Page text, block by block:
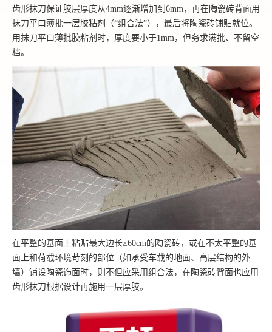
齿形抹刀保证胶层厚度从4mm逐渐增加到6mm，再在陶瓷砖背面用
抹刀平口薄批一层胶粘剂（“组合法”），最后将陶瓷砖铺贴就位。
用抹刀平口薄批胶粘剂时，厚度要小于1mm，但务求满批、不留空
档。
在平整的基面上粘贴最大边长≥60cm的陶瓷砖，或在不太平整的基
面上和荷载环境苛刻的部位（如承受车载的地面、高层结构的外
墙）铺设陶瓷饰面时，则不但应采用组合法，在陶瓷砖背面也应用
齿形抹刀根据设计再施用一层厚胶。